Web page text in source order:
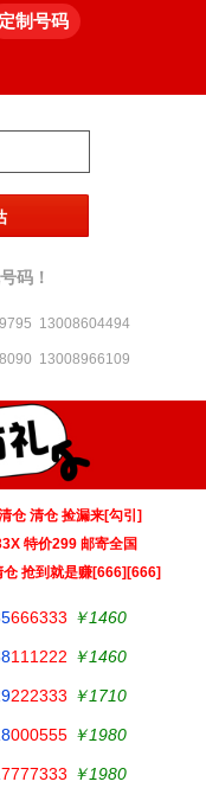
定制号码
码！
13008604494
13008966109
仓 清仓 捡漏来[勾引]
特价299 邮寄全国
抢到就是赚[666][666]
666333 ￥1460
111222 ￥1460
222333 ￥1710
000555 ￥1980
7777333 ￥1980